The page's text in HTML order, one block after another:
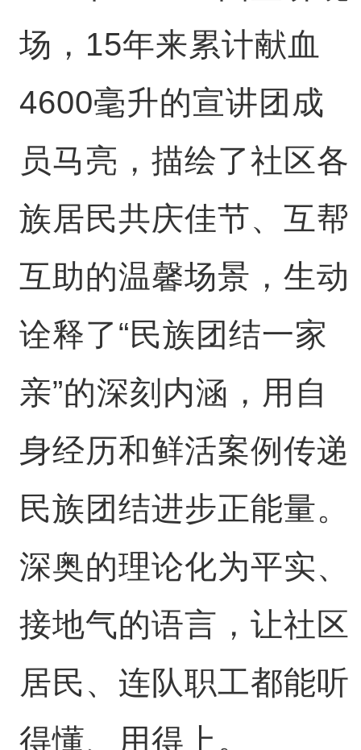
场，15年来累计献血
4600毫升的宣讲团成
员马亮，描绘了社区各
族居民共庆佳节、互帮
互助的温馨场景，生动
诠释了“民族团结一家
亲”的深刻内涵，用自
身经历和鲜活案例传递
民族团结进步正能量。
深奥的理论化为平实、
接地气的语言，让社区
居民、连队职工都能听
得懂、用得上。